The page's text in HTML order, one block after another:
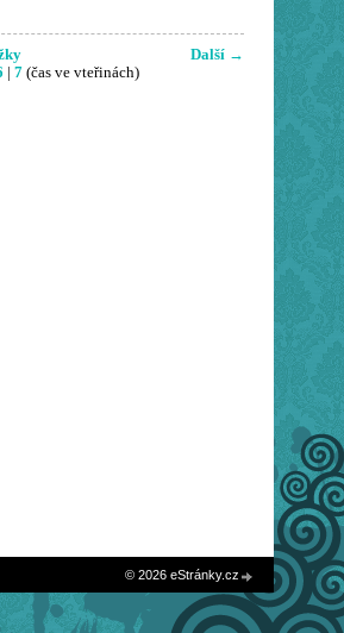
Další →
| 7 (čas ve vteřinách)
© 2026 eStránky.cz